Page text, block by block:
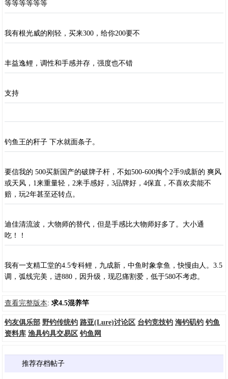
等等等等等等
我有根光威的刚轻，买来300，给你200要不
丰益逸鲤，调性和手感并存，强度也不错
支持
钓鱼王的秆子 下水就面条子。
要信我的 500买新国产的破牌子杆，不如500-600掏个2手9成新的 爽风
或天风，1来重量轻，2来手感好，3品牌好，4保直，不喜欢卖能不
赔，玩2年甚至还转点。
迪佳清流波，大物师的替代，但是手感比大物师好多了。大小通
吃！！
我有一支精工堂的4.5专科鲤，九成新，中鱼时象拿鱼，快慢由人。3.5
调，弧线完美，进880，因升级，现忍痛割爱，低于580不考虑。
查看完整版本: 求4.5混养竿
钓友俱乐部 野钓传统钓 路亚(Lure)讨论区 台钓竞技钓 海钓矶钓 钓鱼
资料库 渔具钓具交易区 钓鱼网
推荐存档帖子